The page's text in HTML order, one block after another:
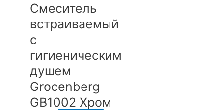
Смеситель
встраиваемый
с
гигиеническим
душем
Grocenberg
GB1002 Хром